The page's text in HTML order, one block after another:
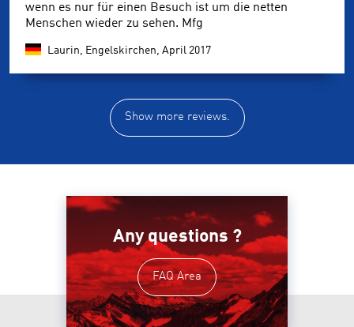
wenn es nur für einen Besuch ist um die netten
Menschen wieder zu sehen. Mfg
Laurin, Engelskirchen, April 2017
Show more reviews.
Any questions ?
FAQ Area